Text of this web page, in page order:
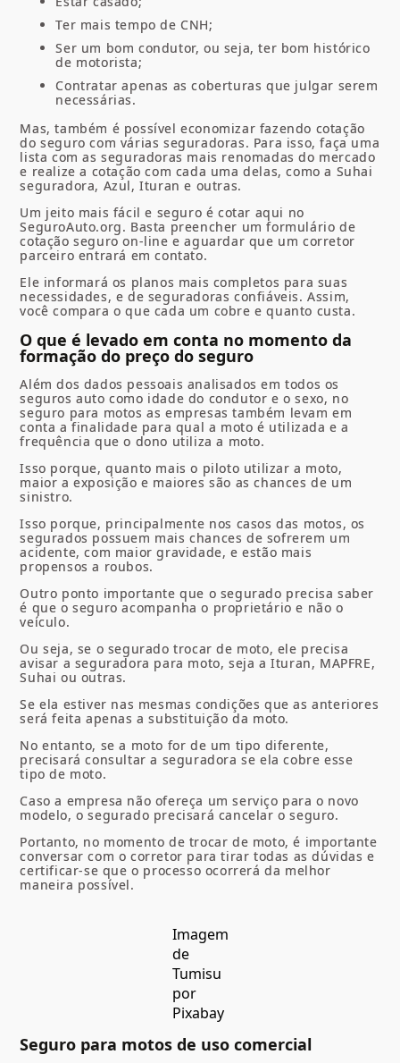
Ter mais tempo de CNH;
Ser um bom condutor, ou seja, ter bom histórico
de motorista;
Contratar apenas as coberturas que julgar serem
necessárias.
Mas, também é possível economizar fazendo cotação
do seguro com várias seguradoras. Para isso, faça uma
lista com as seguradoras mais renomadas do mercado
e realize a cotação com cada uma delas, como a Suhai
seguradora, Azul,Ituran e outras.
Um jeito mais fácil e seguro é cotar aqui no
SeguroAuto.org. Basta preencher um formulário de
cotação seguro on-linee aguardar que um corretor
parceiro entrará em contato.
Ele informará os planos mais completos para suas
necessidades, e de seguradoras confiáveis. Assim,
você compara o que cada um cobre e quanto custa.
O que é levado em conta no momento da
formação do preço do seguro
Além dos dados pessoais analisados em todos os
seguros auto como idade do condutor e o sexo, no
seguro para motos as empresas também levam em
conta a finalidade para qual a moto é utilizada e a
frequência que o dono utiliza a moto.
Isso porque, quanto mais o piloto utilizar a moto,
maior a exposição e maiores são as chances de um
sinistro.
Isso porque, principalmente nos casos das motos, os
segurados possuem mais chances de sofrerem um
acidente, com maior gravidade, e estão mais
propensos a roubos.
Outro ponto importante que o segurado precisa saber
é que o seguro acompanha o proprietário e não o
veículo.
Ou seja, se o segurado trocar de moto, ele precisa
avisar a seguradora para moto, seja aIturan, MAPFRE,
Suhaiou outras.
Se ela estiver nas mesmas condições que as anteriores
será feita apenas a substituição da moto.
No entanto, se a moto for de um tipo diferente,
precisará consultar a seguradora se ela cobre esse
tipo de moto.
Caso a empresa não ofereça um serviço para o novo
modelo, o segurado precisará cancelar o seguro.
Portanto, no momento de trocar de moto, é importante
conversar com o corretor para tirar todas as dúvidas e
certificar-se que o processo ocorrerá da melhor
maneira possível.
Imagem
de
Tumisu
por
Pixabay
Seguro para motos de uso comercial